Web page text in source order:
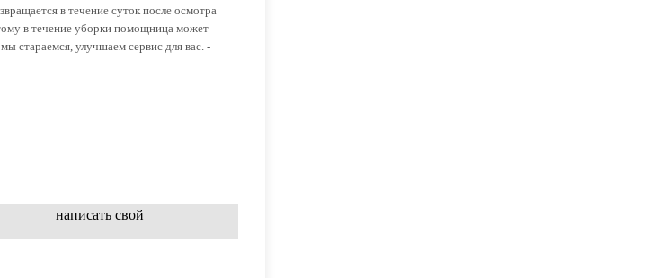
в течение суток после осмотра
в течение уборки помощница может
стараемся, улучшаем сервис для вас. -
написать свой